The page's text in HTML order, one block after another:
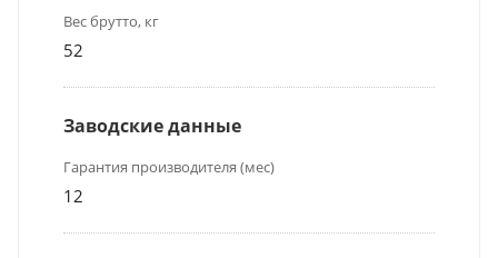
Вес брутто, кг
52
Заводские данные
Гарантия производителя (мес)
12